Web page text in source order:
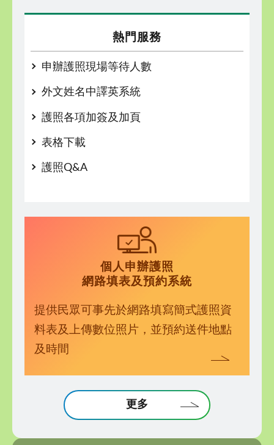
熱門服務
申辦護照現場等待人數
外文姓名中譯英系統
護照各項加簽及加頁
表格下載
護照Q&A
個人申辦護照
網路填表及預約系統
提供民眾可事先於網路填寫簡式護照資
料表及上傳數位照片，並預約送件地點
及時間
更多